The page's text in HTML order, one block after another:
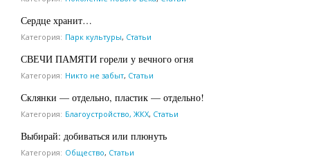
Сердце хранит…
Категория: Парк культуры, Статьи
СВЕЧИ ПАМЯТИ горели у вечного огня
Категория: Никто не забыт, Статьи
Склянки — отдельно, пластик — отдельно!
Категория: Благоустройство, ЖКХ, Статьи
Выбирай: добиваться или плюнуть
Категория: Общество, Статьи